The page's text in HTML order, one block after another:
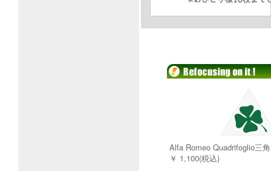
Alfa Romeo Quadrifoglio三
￥ 1,100(税込)